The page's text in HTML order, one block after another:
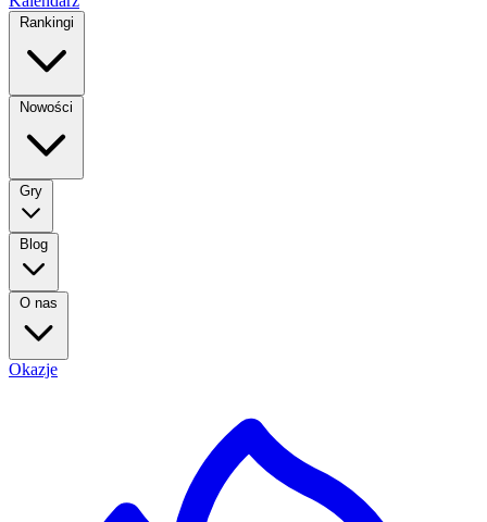
Rankingi
Nowości
Gry
Blog
O nas
Okazje